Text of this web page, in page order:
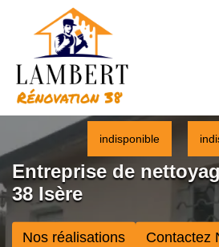
indisponible
Entreprise de
38 Isère
Nos réalisations Contactez